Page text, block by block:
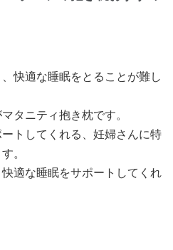
快適な睡眠をとることが難し
タニティ抱き枕です。
トしてくれる、妊婦さんに特
。
適な睡眠をサポートしてくれ